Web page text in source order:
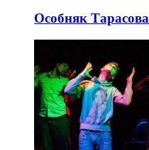
Особняк Тарасова